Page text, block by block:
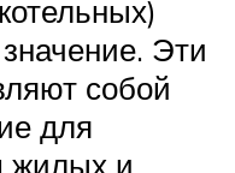
Эти
собой
для
жилых и